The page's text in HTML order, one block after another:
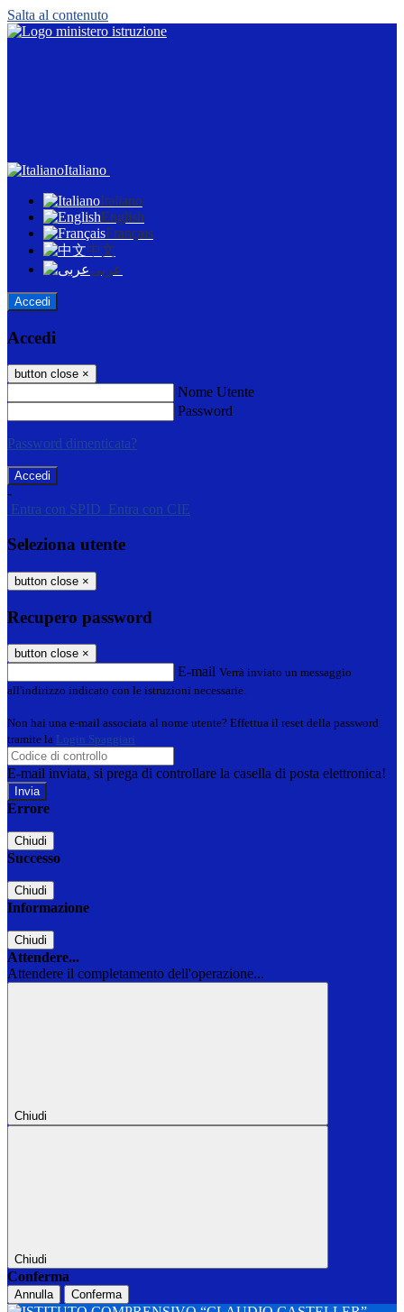
Salta al contenuto
Italiano
Italiano
English
Français
中文
عربى
Accedi
Accedi
button close ×
Nome Utente
Password
Password dimenticata?
-
Entra con SPID
Entra con CIE
Seleziona utente
button close ×
Recupero password
button close ×
E-mail Verrà inviato un messaggio
all'indirizzo indicato con le istruzioni necessarie.
Non hai una e-mail associata al nome utente? Effettua il reset della password
tramite la Login Spaggiari
E-mail inviata, si prega di controllare la casella di posta elettronica!
Errore
Chiudi
Successo
Chiudi
Informazione
Chiudi
Attendere...
Attendere il completamento dell'operazione...
Chiudi
Chiudi
Conferma
Annulla Conferma